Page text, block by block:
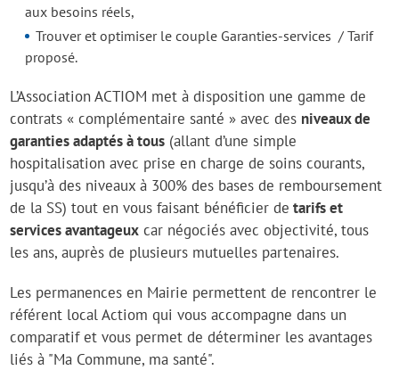
aux besoins réels,
Trouver et optimiser le couple Garanties-services / Tarif
proposé.
L’Association ACTIOM met à disposition une gamme de
contrats « complémentaire santé » avec des niveaux de
garanties adaptés à tous (allant d’une simple
hospitalisation avec prise en charge de soins courants,
jusqu’à des niveaux à 300% des bases de remboursement
de la SS) tout en vous faisant bénéficier de tarifs et
services avantageux car négociés avec objectivité, tous
les ans, auprès de plusieurs mutuelles partenaires.
Les permanences en Mairie permettent de rencontrer le
référent local Actiom qui vous accompagne dans un
comparatif et vous permet de déterminer les avantages
liés à "Ma Commune, ma santé".